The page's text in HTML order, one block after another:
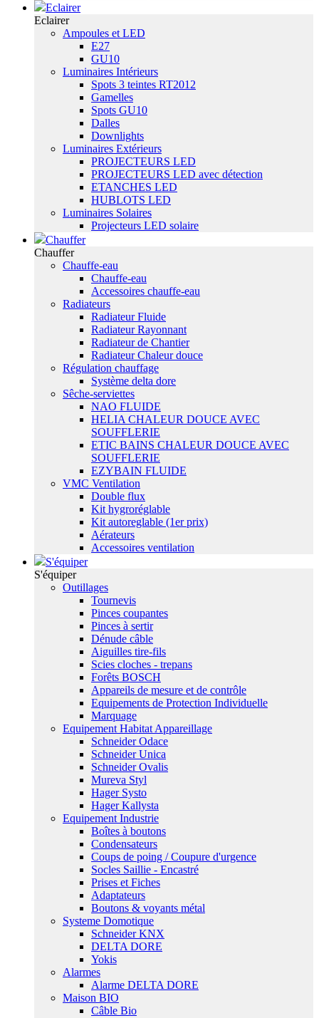
Eclairer
Eclairer
Ampoules et LED
E27
GU10
Luminaires Intérieurs
Spots 3 teintes RT2012
Gamelles
Spots GU10
Dalles
Downlights
Luminaires Extérieurs
PROJECTEURS LED
PROJECTEURS LED avec détection
ETANCHES LED
HUBLOTS LED
Luminaires Solaires
Projecteurs LED solaire
Chauffer
Chauffer
Chauffe-eau
Chauffe-eau
Accessoires chauffe-eau
Radiateurs
Radiateur Fluide
Radiateur Rayonnant
Radiateur de Chantier
Radiateur Chaleur douce
Régulation chauffage
Système delta dore
Sêche-serviettes
NAO FLUIDE
HELIA CHALEUR DOUCE AVEC
SOUFFLERIE
ETIC BAINS CHALEUR DOUCE AVEC
SOUFFLERIE
EZYBAIN FLUIDE
VMC Ventilation
Double flux
Kit hygroréglable
Kit autoreglable (1er prix)
Aérateurs
Accessoires ventilation
S'équiper
S'équiper
Outillages
Tournevis
Pinces coupantes
Pinces à sertir
Dénude câble
Aiguilles tire-fils
Scies cloches - trepans
Forêts BOSCH
Appareils de mesure et de contrôle
Equipements de Protection Individuelle
Marquage
Equipement Habitat Appareillage
Schneider Odace
Schneider Unica
Schneider Ovalis
Mureva Styl
Hager Systo
Hager Kallysta
Equipement Industrie
Boîtes à boutons
Condensateurs
Coups de poing / Coupure d'urgence
Socles Saillie - Encastré
Prises et Fiches
Adaptateurs
Boutons & voyants métal
Systeme Domotique
Schneider KNX
DELTA DORE
Yokis
Alarmes
Alarme DELTA DORE
Maison BIO
Câble Bio